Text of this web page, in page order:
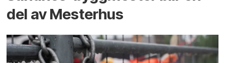
del av Mesterhus